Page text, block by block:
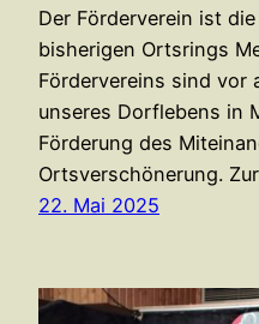
Der Förderverein ist
bisherigen Ortsrings
Fördervereins sind vor
unseres Dorflebens in
Förderung des
Ortsverschönerung.
22. Mai 2025